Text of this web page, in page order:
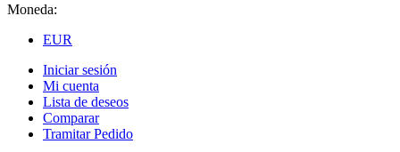
Moneda:
EUR
Iniciar sesión
Mi cuenta
Lista de deseos
Comparar
Tramitar Pedido